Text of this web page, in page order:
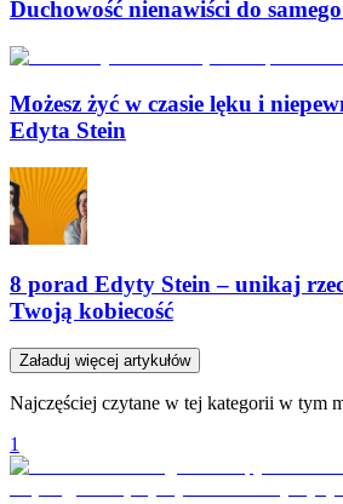
Duchowość nienawiści do
Możesz żyć w czasie lęku i
Edyta Stein
8 porad Edyty Stein – unikaj
Twoją kobiecość
Załaduj więcej artykułów
Najczęściej czytane w tej kategorii w tym
1